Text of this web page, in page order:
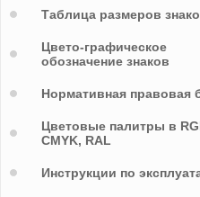
Таблица размеров
Цвето-графическое
обозначение знаков
Нормативная правовая
Цветовые палитры в
CMYK, RAL
Инструкции по